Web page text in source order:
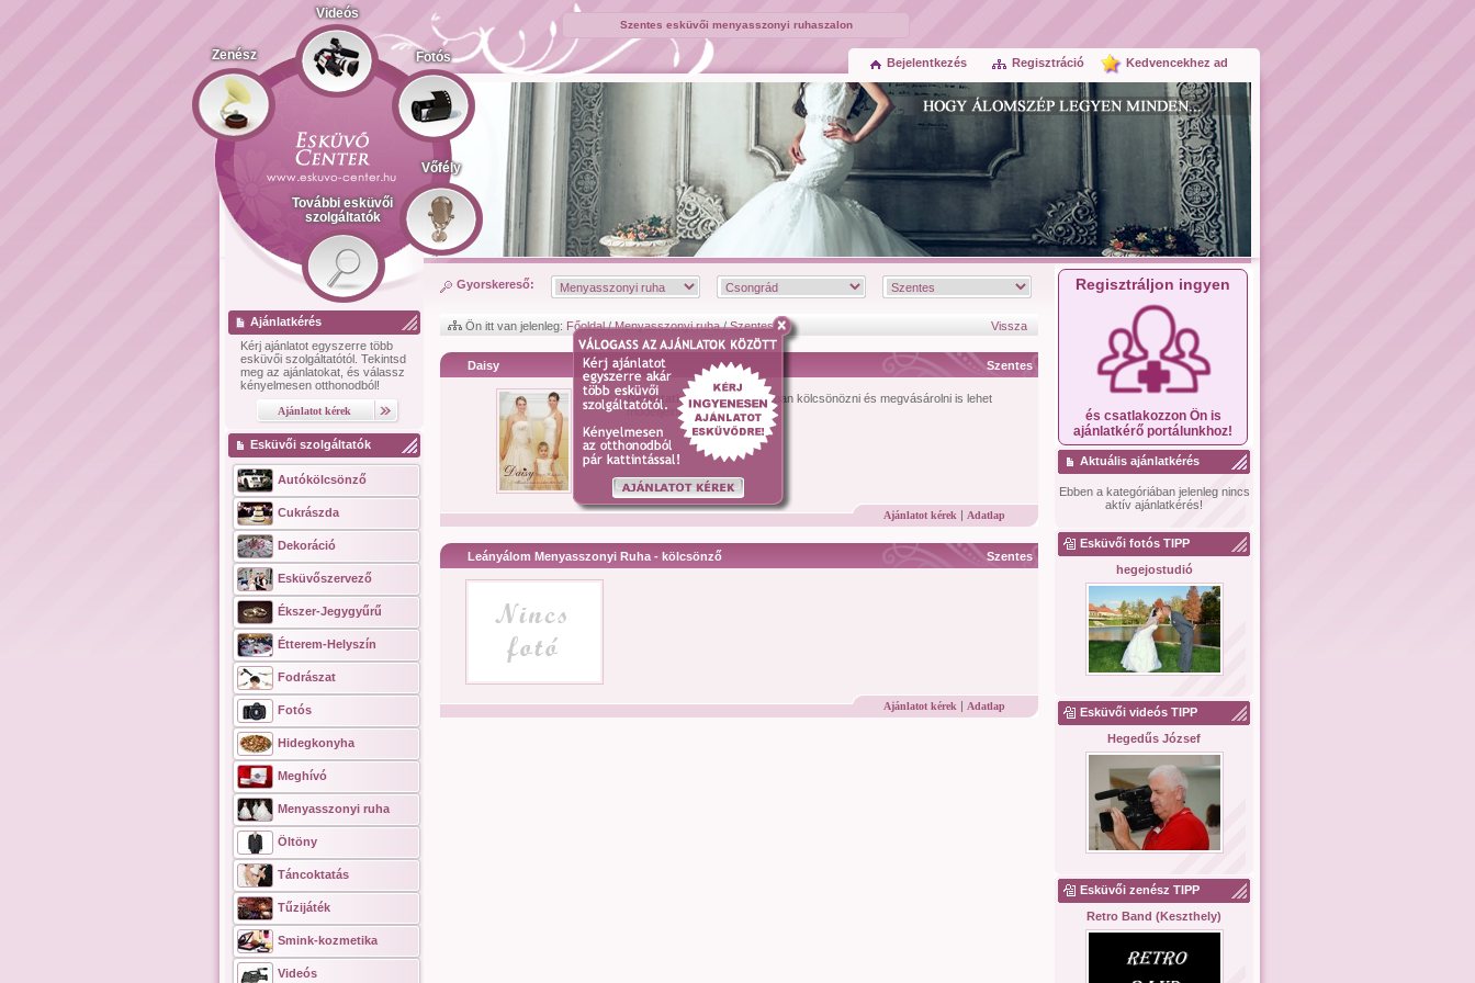
Szentes esküvői menyasszonyi ruhaszalon
Zenész
Videós
Fotós
Vőfély
További esküvői
szolgáltatók
Kedvencekhez ad
Regisztráció
Bejelentkezés
Ajánlatkérés
Kérj ajánlatot egyszerre több
esküvői szolgáltatótól. Tekintsd
meg az ajánlatokat, és válassz
kényelmesen otthonodból!
Esküvői szolgáltatók
Autókölcsönző
Cukrászda
Dekoráció
Esküvőszervező
Ékszer-Jegygyűrű
Étterem-Helyszín
Fodrászat
Fotós
Hidegkonyha
Meghívó
Menyasszonyi ruha
Öltöny
Táncoktatás
Tűzijáték
Smink-kozmetika
Videós
Gyorskereső:
Ön itt van jelenleg: Főoldal/Menyasszonyi ruha/Szentes Vissza
Daisy Szentes
Bemutatkozás:Szalonunkban kölcsönözni és megvásárolni is lehet
modelljeinket kedvező áron!
Ajánlatot kérek | Adatlap
Leányálom Menyasszonyi Ruha - kölcsönző Szentes
Ajánlatot kérek | Adatlap
Regisztráljon ingyen
és csatlakozzon Ön is
ajánlatkérő portálunkhoz!
Aktuális ajánlatkérés
Ebben a kategóriában jelenleg nincs
aktív ajánlatkérés!
Esküvői fotós TIPP
hegejostudió
Esküvői videós TIPP
Hegedűs József
Esküvői zenész TIPP
Retro Band (Keszthely)